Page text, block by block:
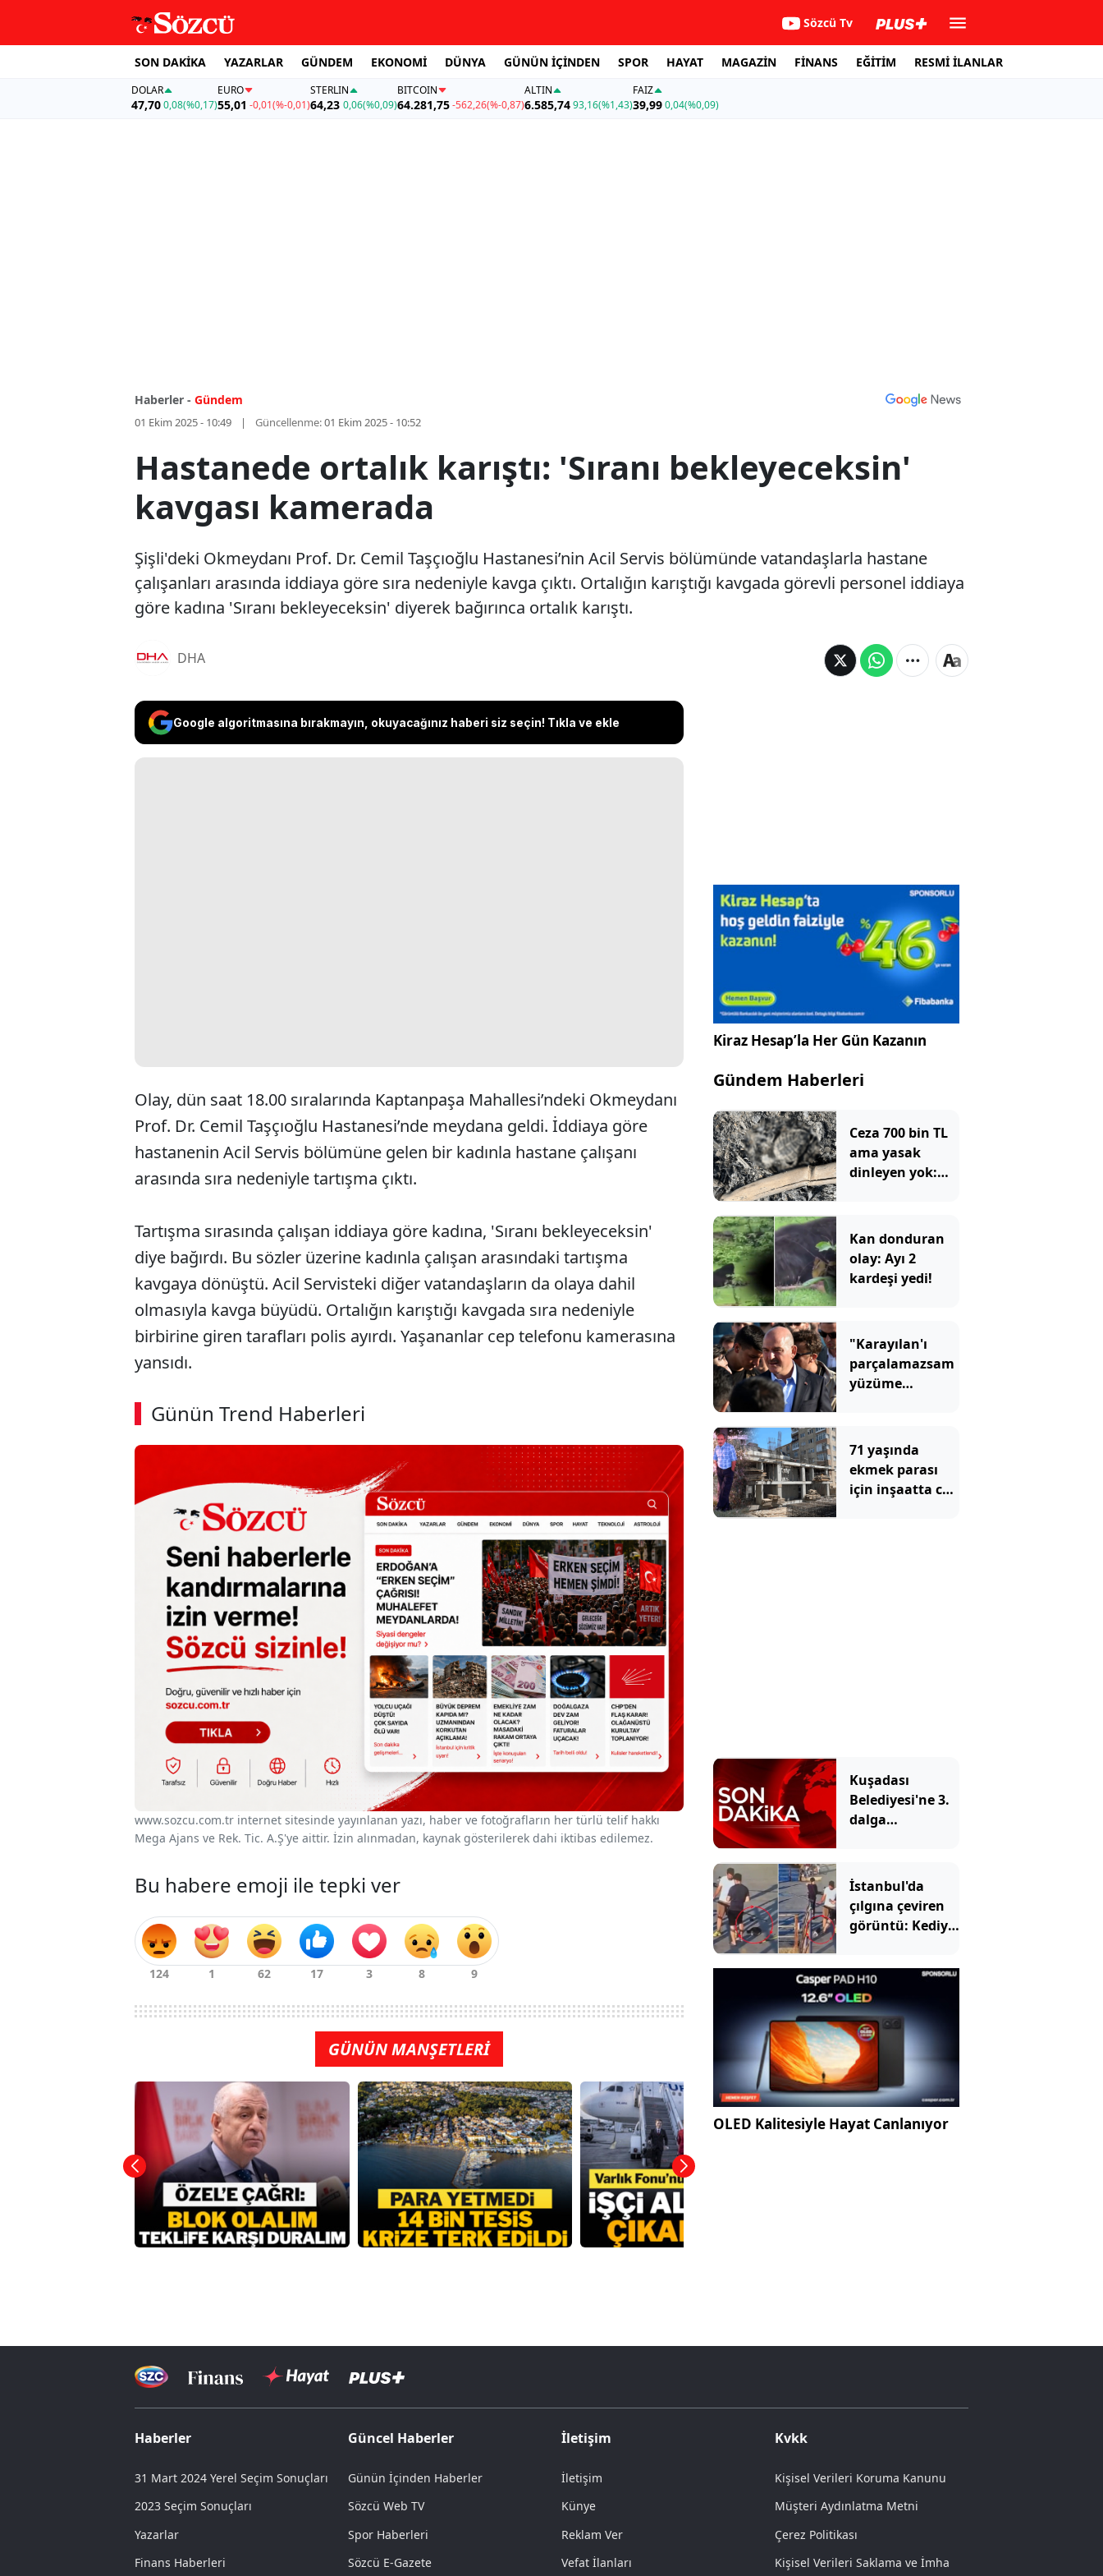
Sözcü Tv
SON DAKİKA YAZARLAR GÜNDEM EKONOMİ DÜNYA GÜNÜN İÇİNDEN SPOR HAYAT MAGAZİN FİNANS EĞİTİM RESMİ İLANLAR
DOLAR
47,700,08(%0,17)
EURO
55,01 -0,01(%-0,01)
STERLIN
64,23 0,06(%0,09)
BITCOIN
64.281,75-562,26(%-0,87)
ALTIN
6.585,7493,16(%1,43)
FAİZ
39,990,04(%0,09)
Haberler - Gündem
01 Ekim 2025 - 10:49 Güncellenme:01 Ekim 2025 - 10:52
Hastanede ortalık karıştı: 'Sıranı bekleyeceksin'
kavgası kamerada
Şişli'deki Okmeydanı Prof. Dr. Cemil Taşçıoğlu Hastanesi’nin Acil Servis bölümünde vatandaşlarla hastane
çalışanları arasında iddiaya göre sıra nedeniyle kavga çıktı. Ortalığın karıştığı kavgada görevli personel iddiaya
göre kadına 'Sıranı bekleyeceksin' diyerek bağırınca ortalık karıştı.
DHA
Google algoritmasına bırakmayın, okuyacağınız haberi siz seçin! Tıkla ve ekle
Olay, dün saat 18.00 sıralarında Kaptanpaşa Mahallesi’ndeki Okmeydanı
Prof. Dr. Cemil Taşçıoğlu Hastanesi’nde meydana geldi. İddiaya göre
hastanenin Acil Servis bölümüne gelen bir kadınla hastane çalışanı
arasında sıra nedeniyle tartışma çıktı.
Tartışma sırasında çalışan iddiaya göre kadına, 'Sıranı bekleyeceksin'
diye bağırdı. Bu sözler üzerine kadınla çalışan arasındaki tartışma
kavgaya dönüştü. Acil Servisteki diğer vatandaşların da olaya dahil
olmasıyla kavga büyüdü. Ortalığın karıştığı kavgada sıra nedeniyle
birbirine giren tarafları polis ayırdı. Yaşananlar cep telefonu kamerasına
yansıdı.
Günün Trend Haberleri
00:02 / 02:14
www.sozcu.com.tr internet sitesinde yayınlanan yazı, haber ve fotoğrafların her türlü telif hakkı
Mega Ajans ve Rek. Tic. A.Ş'ye aittir. İzin alınmadan, kaynak gösterilerek dahi iktibas edilemez.
Bu habere emoji ile tepki ver
GÜNÜN MANŞETLERİ
Kiraz Hesap’la Her Gün Kazanın
Gündem Haberleri
Ceza 700 bin TL
ama yasak
dinleyen yok:
yavrusu öldü
Kan donduran
olay: Ayı 2
kardeşi yedi!
"Karayılan'ı
parçalamazsam
yüzüme
Yasa'nın ilk
imzacısı oldu
71 yaşında
ekmek parası
için inşaatta can
Kuşadası
Belediyesi'ne 3.
dalga
kızı ve damadı
gözaltında
İstanbul'da
çılgına çeviren
görüntü: Kediyi
denize attı!
OLED Kalitesiyle Hayat Canlanıyor
Haberler
31 Mart 2024 Yerel Seçim Sonuçları
2023 Seçim Sonuçları
Yazarlar
Finans Haberleri
Güncel Haberler
Günün İçinden Haberler
Sözcü Web TV
Spor Haberleri
Sözcü E-Gazete
İletişim
İletişim
Künye
Reklam Ver
Vefat İlanları
Kvkk
Kişisel Verileri Koruma Kanunu
Müşteri Aydınlatma Metni
Çerez Politikası
Kişisel Verileri Saklama ve İmha